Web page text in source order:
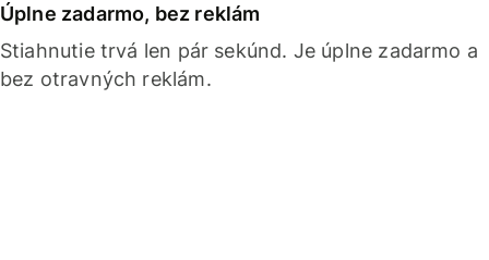
Úplne zadarmo, bez reklám
Stiahnutie trvá len pár sekúnd. Je úplne zadarmo a
bez otravných reklám.